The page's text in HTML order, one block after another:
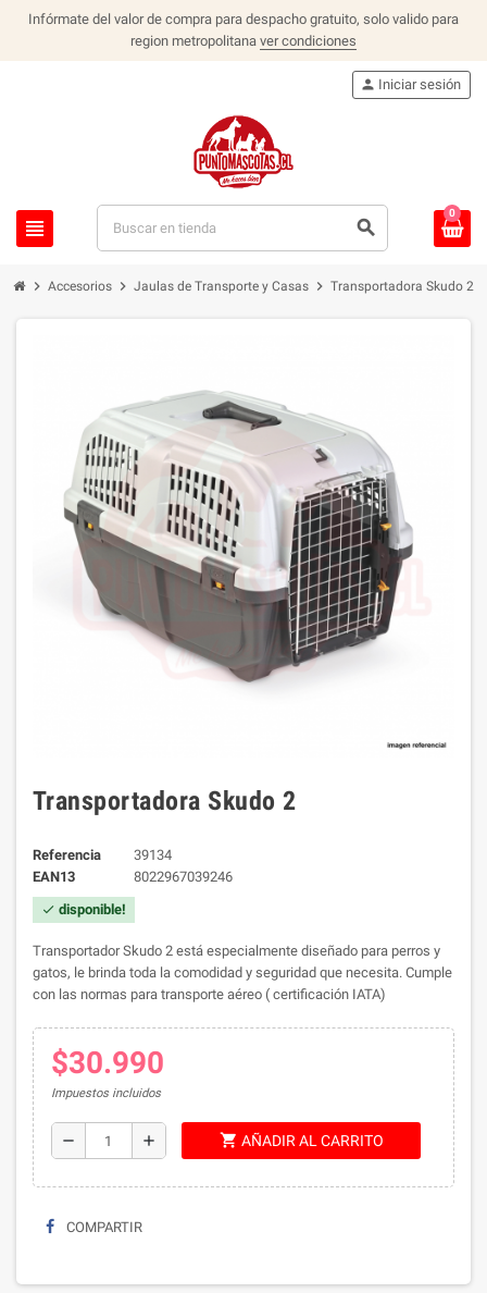
Infórmate del valor de compra para despacho gratuito, solo valido para
region metropolitana ver condiciones
view_headline search
person Iniciar sesión
0
chevron_right Accesorios chevron_right Jaulas de Transporte y Casas chevron_right Transportadora Skudo 2
Transportadora Skudo 2
Referencia
39134
EAN13
8022967039246
check disponible!
Transportador Skudo 2 está especialmente diseñado para perros y
gatos, le brinda toda la comodidad y seguridad que necesita. Cumple
con las normas para transporte aéreo ( certificación IATA)
$30.990
Impuestos incluidos
remove add shopping_cart AÑADIR AL CARRITO
COMPARTIR